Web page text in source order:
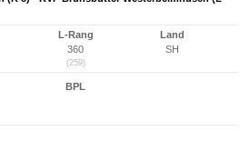
L-Rang
360
(259)
Land
SH
BPL